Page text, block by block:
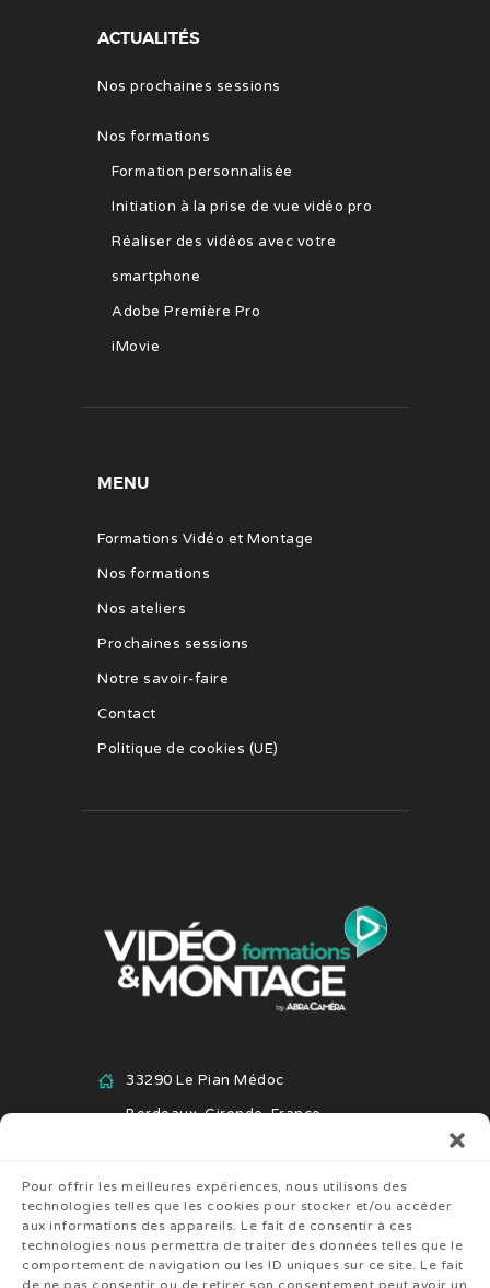
Pour offrir les meilleures expériences, nous utilisons des
technologies telles que les cookies pour stocker et/ou accéder
aux informations des appareils. Le fait de consentir à ces
technologies nous permettra de traiter des données telles que le
comportement de navigation ou les ID uniques sur ce site. Le fait
de ne pas consentir ou de retirer son consentement peut avoir un
ACTUALITÉS
Nos prochaines sessions
Nos formations
Formation personnalisée
Initiation à la prise de vue vidéo pro
Réaliser des vidéos avec votre
smartphone
Adobe Première Pro
iMovie
MENU
Formations Vidéo et Montage
Nos formations
Nos ateliers
Prochaines sessions
Notre savoir-faire
Contact
Politique de cookies (UE)
33290 Le Pian Médoc
Bordeaux, Gironde, France